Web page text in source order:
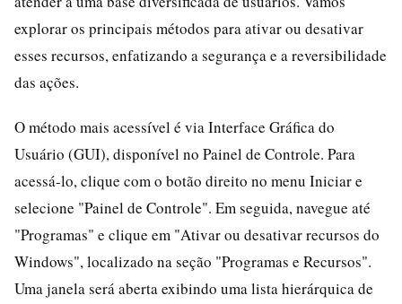
explorar os principais métodos para ativar ou desativar
esses recursos, enfatizando a segurança e a reversibilidade
das ações.
O método mais acessível é via Interface Gráfica do
Usuário (GUI), disponível no Painel de Controle. Para
acessá-lo, clique com o botão direito no menu Iniciar e
selecione "Painel de Controle". Em seguida, navegue até
"Programas" e clique em "Ativar ou desativar recursos do
Windows", localizado na seção "Programas e Recursos".
Uma janela será aberta exibindo uma lista hierárquica de